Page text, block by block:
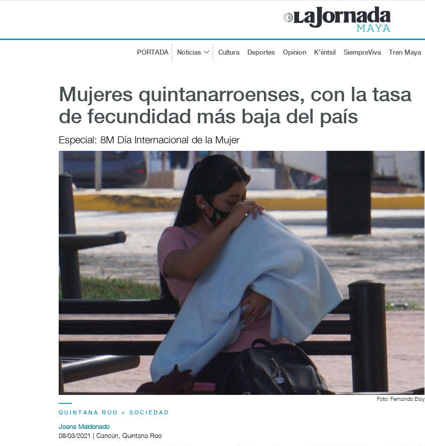
PORTADA Noticias Cultura Deportes Opinion K'iintsil SiempreViva Tren Maya
Mujeres quintanarroenses, con la tasa
de fecundidad más baja del país
Especial: 8M Día Internacional de la Mujer
Foto: Fernando Eloy
QUINTANA ROO > SOCIEDAD
Joana Maldonado
08/03/2021 | Cancún, Quintana Roo